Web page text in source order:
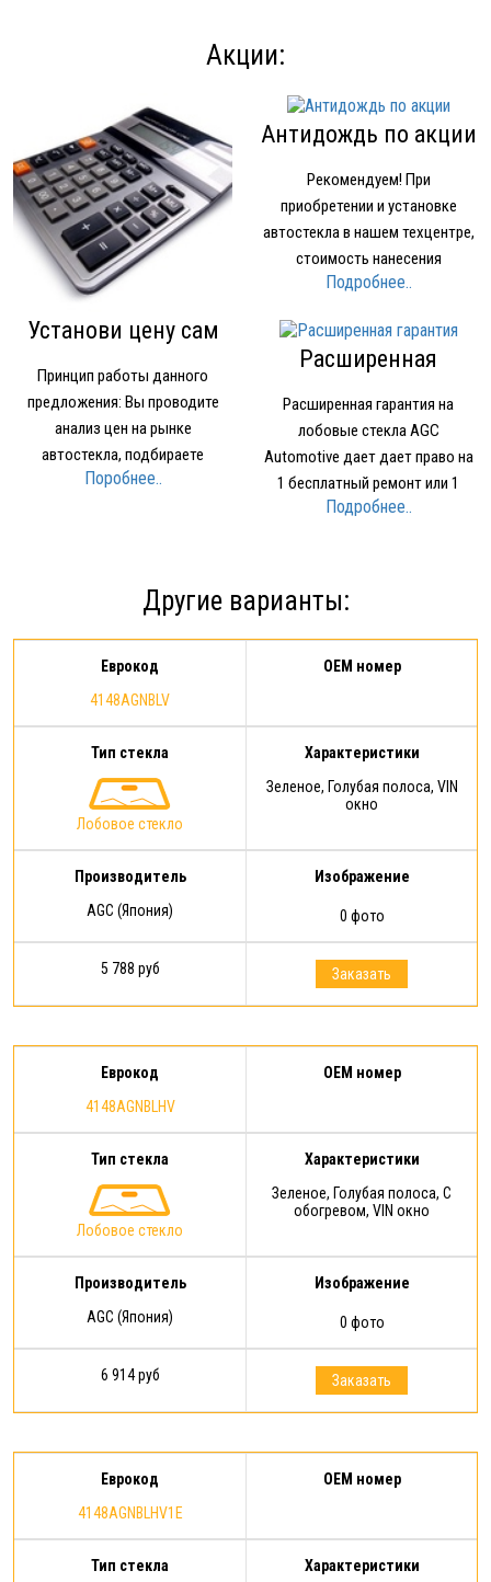
Акции:
Установи цену сам
Принцип работы данного
предложения: Вы проводите
анализ цен на рынке
автостекла, подбираете
устраивающее вас по качеству
стекло Мы предоставляем вам
стекло того же производителя…
Поробнее..
Антидождь по акции
Рекомендуем! При
приобретении и установке
автостекла в нашем техцентре,
стоимость нанесения
нанопокрытия для стекол
1500 рублей вместо 2000 рублей.
Подробнее..
Расширенная
Расширенная гарантия на
лобовые стекла AGC
Automotive дает дает право на
1 бесплатный ремонт или 1
бесплатное лобовое стекло при
гарантии: срок действия
Расширенной гарантии - 1 год с
момента…
Подробнее..
Другие варианты:
Еврокод
4148AGNBLV
OEM номер
Тип стекла
Лобовое стекло
Характеристики
Зеленое, Голубая полоса, VIN
окно
Производитель
AGC (Япония)
Изображение
0 фото
5 788 руб Заказать
Еврокод
4148AGNBLHV
OEM номер
Тип стекла
Лобовое стекло
Характеристики
Зеленое, Голубая полоса, С
обогревом, VIN окно
Производитель
AGC (Япония)
Изображение
0 фото
6 914 руб Заказать
Еврокод
4148AGNBLHV1E
OEM номер
Тип стекла Характеристики